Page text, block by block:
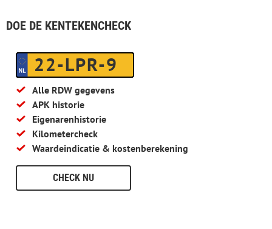
DOE DE KENTEKENCHECK
22-LPR-9
Alle RDW gegevens
APK historie
Eigenarenhistorie
Kilometercheck
Waardeindicatie & kostenberekening
CHECK NU